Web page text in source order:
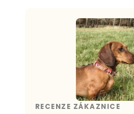
RECENZE ZÁKAZNICE